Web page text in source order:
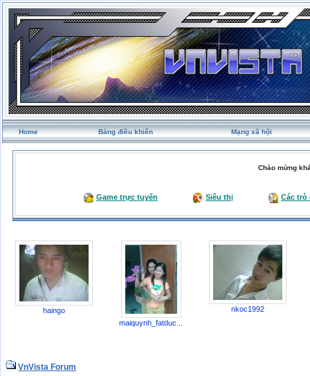
Home Bảng điều khiển Mạng xã hội
Chào mừng
Game trực tuyến Siêu thị Các trò
haingo
maiquynh_fatduc...
nkoc1992
VnVista Forum